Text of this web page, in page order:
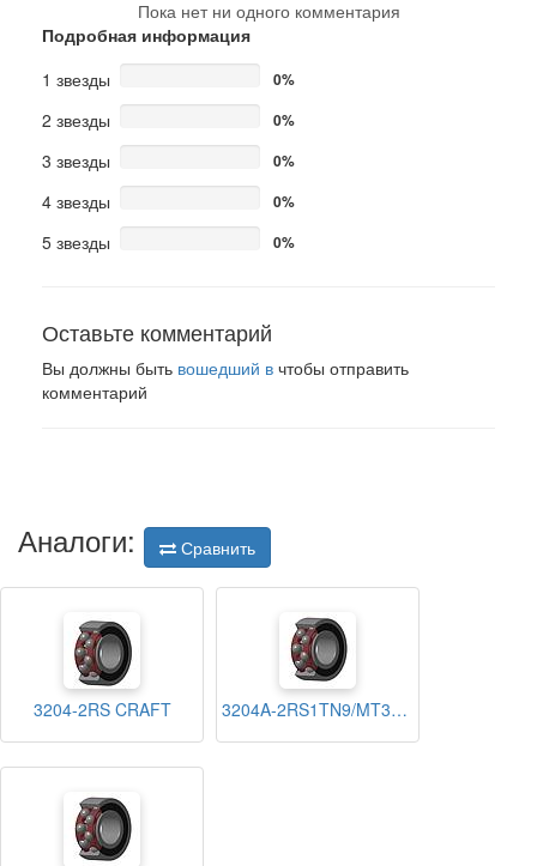
Пока нет ни одного комментария
Подробная информация
1 звезды
0%
2 звезды 0%
3 звезды 0%
4 звезды 0%
5 звезды 0%
Оставьте комментарий
Вы должны быть вошедший в чтобы отправить
комментарий
Аналоги: Сравнить
3204-2RS CRAFT 3204A-2RS1TN9/MT33 SKF